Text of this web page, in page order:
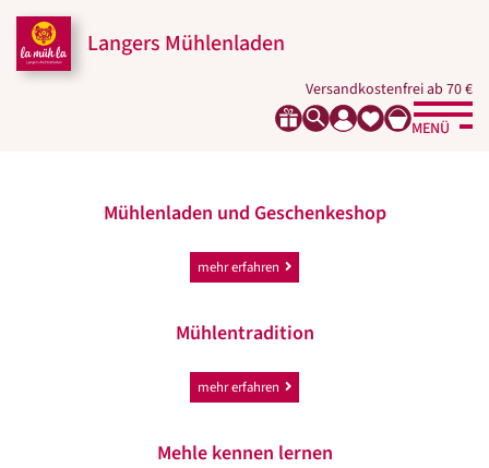
Seitenbereiche:
Zum
Inhalt
Zur
Hauptnavigation
Zur
FooternavigationLangers Mühlenladen
Versandkostenfrei ab 70 €
MENÜ
Mühlenladen und Geschenkeshop
mehr erfahren
Mühlentradition
mehr erfahren
Mehle kennen lernen